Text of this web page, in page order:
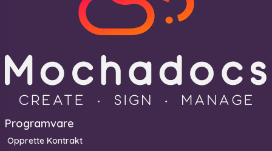
Programvare
Opprette Kontrakt